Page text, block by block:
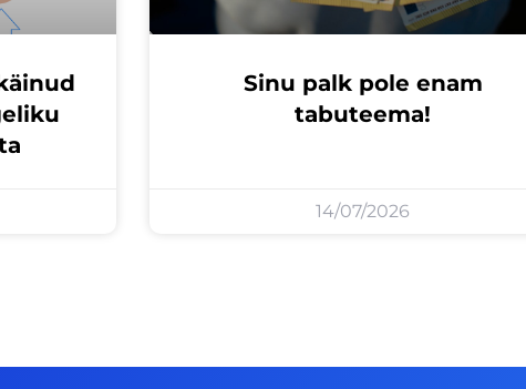
Sinu palk pole enam
tabuteema!
14/07/2026